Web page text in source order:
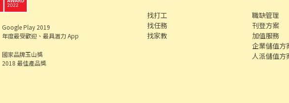
找打工
找任務
找家教
職缺管理
刊登方案
加值服務
企業儲值方
人派儲值方
Google Play 2019
年度最受歡迎、最具潛力 App
國家品牌玉山獎
2018 最佳產品獎